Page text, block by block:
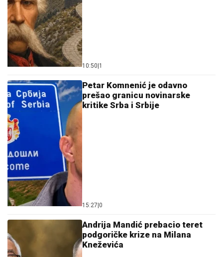
10:50 1
Petar Komnenić je odavno
prešao granicu novinarske
kritike Srba i Srbije
15:27 0
Andrija Mandić prebacio teret
podgoričke krize na Milana
Kneževića